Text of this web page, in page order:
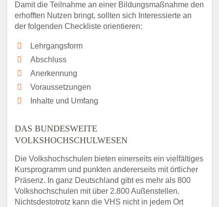
Damit die Teilnahme an einer Bildungsmaßnahme den
erhofften Nutzen bringt, sollten sich Interessierte an
der folgenden Checkliste orientieren:
Lehrgangsform
Abschluss
Anerkennung
Voraussetzungen
Inhalte und Umfang
DAS BUNDESWEITE
VOLKSHOCHSCHULWESEN
Die Volkshochschulen bieten einerseits ein vielfältiges
Kursprogramm und punkten andererseits mit örtlicher
Präsenz. In ganz Deutschland gibt es mehr als 800
Volkshochschulen mit über 2.800 Außenstellen.
Nichtsdestotrotz kann die VHS nicht in jedem Ort